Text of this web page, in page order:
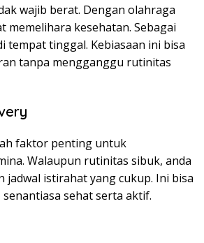
wajib berat. Dengan olahraga
memelihara kesehatan. Sebagai
tempat tinggal. Kebiasaan ini bisa
tanpa mengganggu rutinitas
faktor penting untuk
Walaupun rutinitas sibuk, anda
jadwal istirahat yang cukup. Ini bisa
sehat serta aktif.